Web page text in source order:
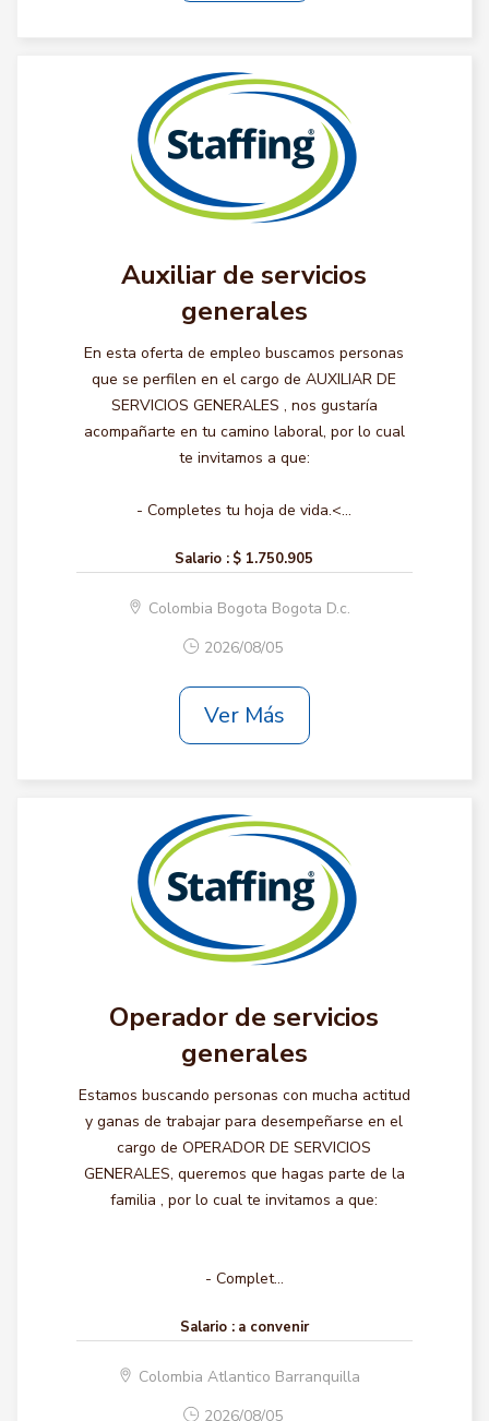
Auxiliar de servicios
generales
En esta oferta de empleo buscamos personas
que se perfilen en el cargo de AUXILIAR DE
SERVICIOS GENERALES , nos gustaría
acompañarte en tu camino laboral, por lo cual
te invitamos a que:
- Completes tu hoja de vida.<...
Salario : $ 1.750.905
Colombia Bogota Bogota D.c.
2026/08/05
Ver Más
Operador de servicios
generales
Estamos buscando personas con mucha actitud
y ganas de trabajar para desempeñarse en el
cargo de OPERADOR DE SERVICIOS
GENERALES, queremos que hagas parte de la
familia , por lo cual te invitamos a que:
- Complet...
Salario : a convenir
Colombia Atlantico Barranquilla
2026/08/05